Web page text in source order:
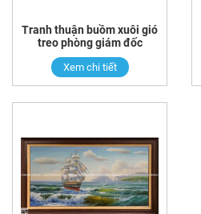
Tranh thuận buồm xuôi gió
treo phòng giám đốc
Xem chi tiết